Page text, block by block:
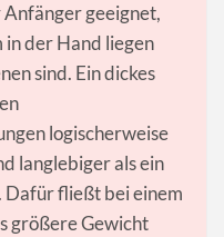
Anfänger geeignet,
in der Hand liegen
sind. Ein dickes
logischerweise
langlebiger als ein
Dafür fließt bei einem
größere Gewicht